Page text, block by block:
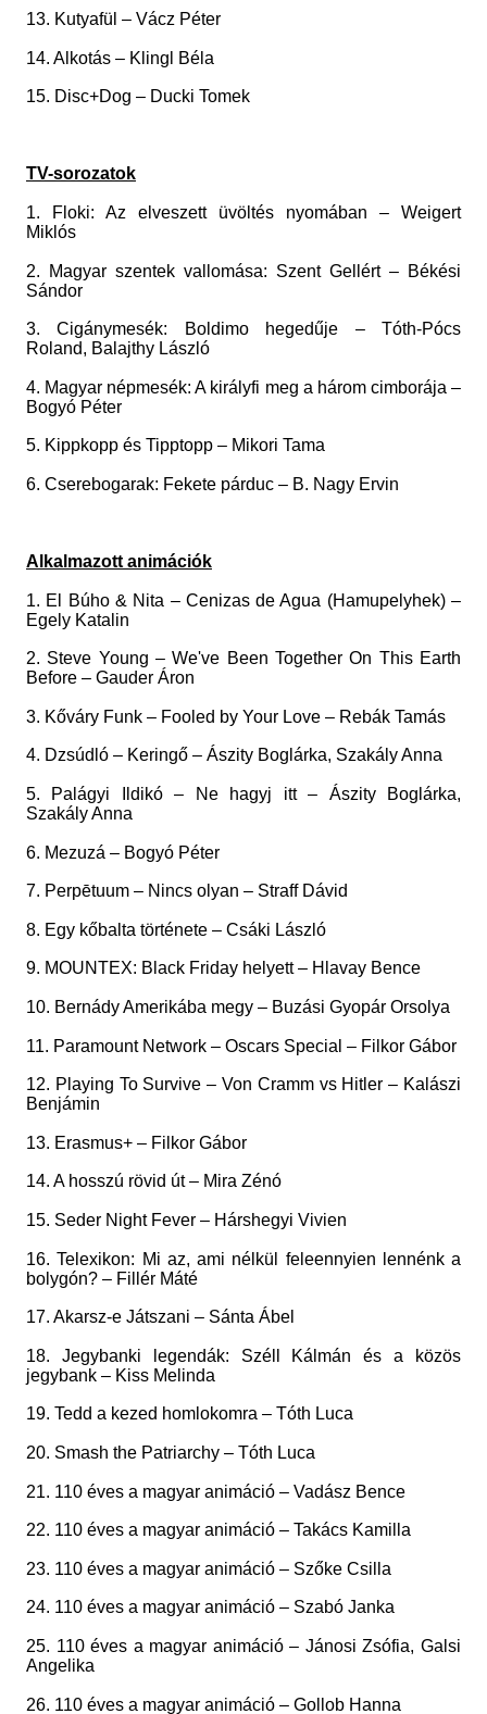
13. Kutyafül – Vácz Péter
14. Alkotás – Klingl Béla
15. Disc+Dog – Ducki Tomek
TV-sorozatok
1. Floki: Az elveszett üvöltés nyomában – Weigert
Miklós
2. Magyar szentek vallomása: Szent Gellért – Békési
Sándor
3. Cigánymesék: Boldimo hegedűje – Tóth-Pócs
Roland, Balajthy László
4. Magyar népmesék: A királyfi meg a három cimborája –
Bogyó Péter
5. Kippkopp és Tipptopp – Mikori Tama
6. Cserebogarak: Fekete párduc – B. Nagy Ervin
Alkalmazott animációk
1. El Búho & Nita – Cenizas de Agua (Hamupelyhek) –
Egely Katalin
2. Steve Young – We've Been Together On This Earth
Before – Gauder Áron
3. Kőváry Funk – Fooled by Your Love – Rebák Tamás
4. Dzsúdló – Keringő – Ászity Boglárka, Szakály Anna
5. Palágyi Ildikó – Ne hagyj itt – Ászity Boglárka,
Szakály Anna
6. Mezuzá – Bogyó Péter
7. Perpētuum – Nincs olyan – Straff Dávid
8. Egy kőbalta története – Csáki László
9. MOUNTEX: Black Friday helyett – Hlavay Bence
10. Bernády Amerikába megy – Buzási Gyopár Orsolya
11. Paramount Network – Oscars Special – Filkor Gábor
12. Playing To Survive – Von Cramm vs Hitler – Kalászi
Benjámin
13. Erasmus+ – Filkor Gábor
14. A hosszú rövid út – Mira Zénó
15. Seder Night Fever – Hárshegyi Vivien
16. Telexikon: Mi az, ami nélkül feleennyien lennénk a
bolygón? – Fillér Máté
17. Akarsz-e Játszani – Sánta Ábel
18. Jegybanki legendák: Széll Kálmán és a közös
jegybank – Kiss Melinda
19. Tedd a kezed homlokomra – Tóth Luca
20. Smash the Patriarchy – Tóth Luca
21. 110 éves a magyar animáció – Vadász Bence
22. 110 éves a magyar animáció – Takács Kamilla
23. 110 éves a magyar animáció – Szőke Csilla
24. 110 éves a magyar animáció – Szabó Janka
25. 110 éves a magyar animáció – Jánosi Zsófia, Galsi
Angelika
26. 110 éves a magyar animáció – Gollob Hanna